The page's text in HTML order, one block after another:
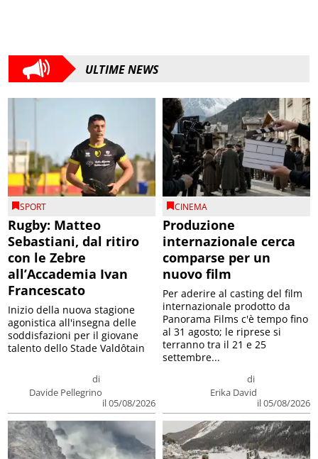
ULTIME NEWS
SPORT
Rugby: Matteo
Sebastiani, dal ritiro
con le Zebre
all’Accademia Ivan
Francescato
di
Davide Pellegrino
il 05/08/2026
Inizio della nuova stagione
agonistica all'insegna delle
soddisfazioni per il giovane
talento dello Stade Valdôtain
CINEMA
Produzione
internazionale cerca
comparse per un
nuovo film
di
Erika David
il 05/08/2026
Per aderire al casting del film
internazionale prodotto da
Panorama Films c'è tempo fino
al 31 agosto; le riprese si
terranno tra il 21 e 25
settembre...